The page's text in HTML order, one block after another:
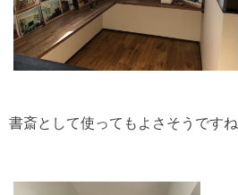
書斎として使ってもよさそうですね